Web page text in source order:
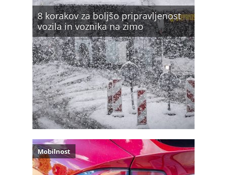
8 korakov za boljšo pripravljenost
vozila in voznika na zimo
Mobilnost